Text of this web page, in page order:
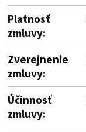
Platnosť
zmluvy:
Zverejnenie
zmluvy:
Účinnosť
zmluvy: